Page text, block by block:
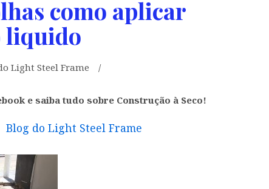
como aplicar
liquido
Light Steel Frame
e saiba tudo sobre Construção à Seco!
Blog do Light Steel Frame